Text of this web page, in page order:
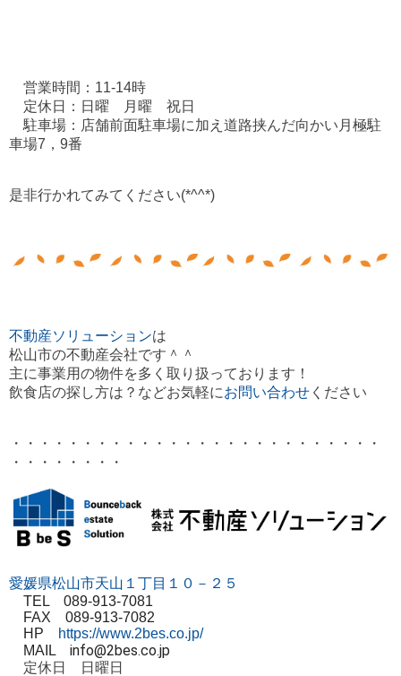
営業時間：11-14時
定休日：日曜 月曜 祝日
駐車場：店舗前面駐車場に加え道路挟んだ向かい 月極駐
車場7，9番
是非行かれてみてください(*^^*)
不動産ソリューションは
松山市の不動産会社です＾＾
主に事業用の物件を多く取り扱っております！
飲食店の探し方は？などお気軽にお問い合わせ ください
・・・・・・・・・・・・・・・・・・・・・・・・・・
・・・・・・・・
愛媛県松山市天山１丁目１０－２５
TEL 089-913-7081
FAX 089-913-7082
HP
https://www.2bes.co.jp/
MAIL info@2bes.co.jp
定休日 日曜日